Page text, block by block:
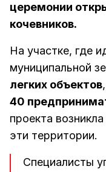
церемонии
кочевников.
На участке, где
муниципальной
легких объектов
40
проекта
эти территории.
Специалисты